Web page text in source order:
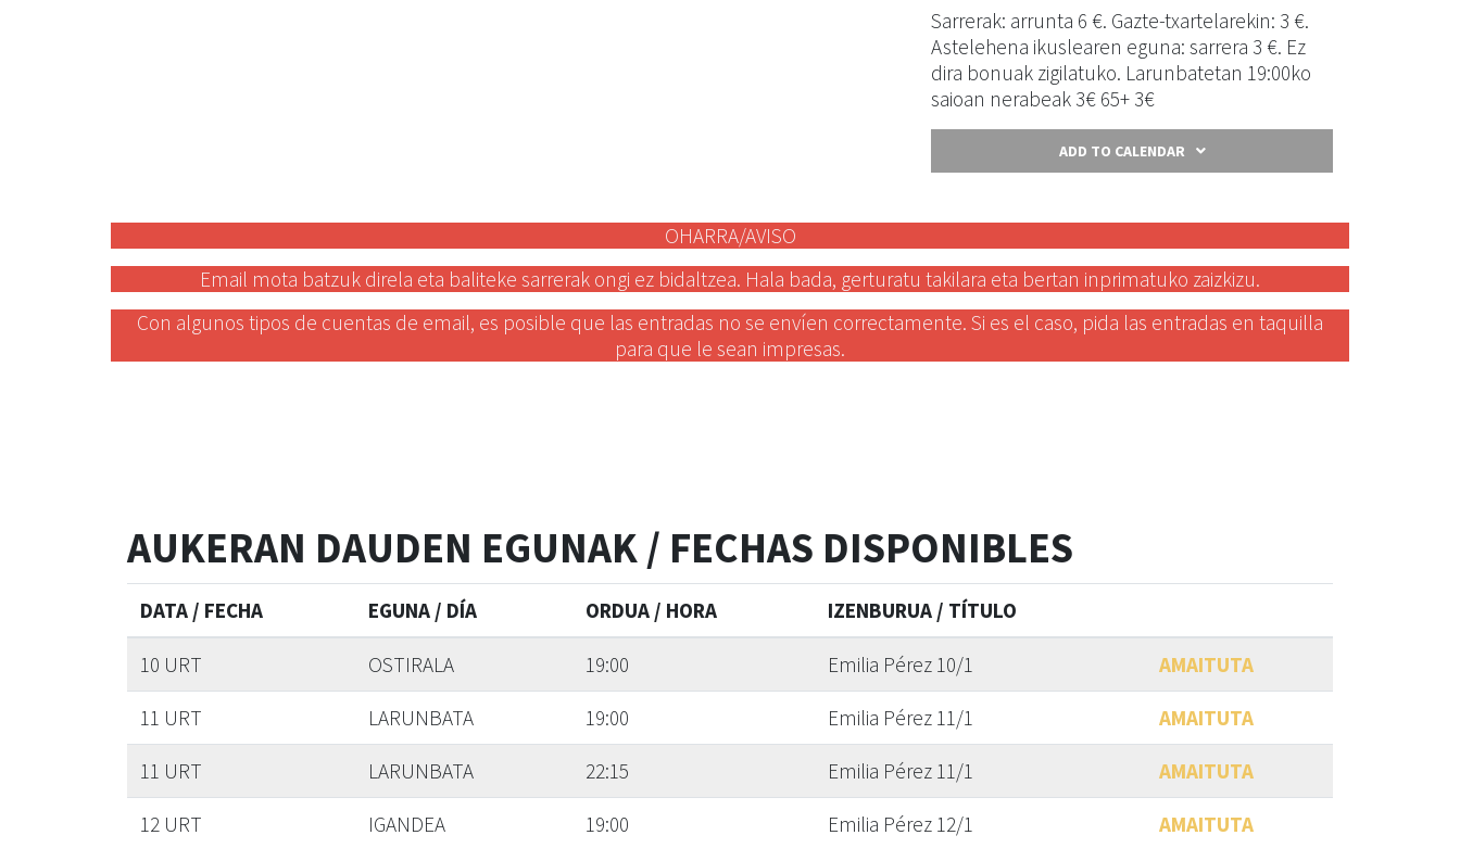
Sarrerak: arrunta 6 €. Gazte-txartelarekin: 3 €.
Astelehena ikuslearen eguna: sarrera 3 €. Ez
dira bonuak zigilatuko. Larunbatetan 19:00ko
saioan nerabeak 3€ 65+ 3€
ADD TO CALENDAR
OHARRA/AVISO
Email mota batzuk direla eta baliteke sarrerak ongi ez bidaltzea. Hala bada, gerturatu takilara eta bertan inprimatuko zaizkizu.
Con algunos tipos de cuentas de email, es posible que las entradas no se envíen correctamente. Si es el caso, pida las entradas en taquilla
para que le sean impresas.
AUKERAN DAUDEN EGUNAK / FECHAS DISPONIBLES
DATA / FECHA EGUNA / DÍA ORDUA / HORA IZENBURUA / TÍTULO
10 URT OSTIRALA 19:00 Emilia Pérez 10/1 AMAITUTA
11 URT LARUNBATA 19:00 Emilia Pérez 11/1 AMAITUTA
11 URT LARUNBATA 22:15 Emilia Pérez 11/1 AMAITUTA
12 URT IGANDEA 19:00 Emilia Pérez 12/1 AMAITUTA